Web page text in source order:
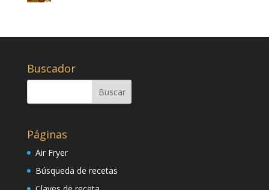
Buscador
Páginas
Air Fryer
Búsqueda de recetas